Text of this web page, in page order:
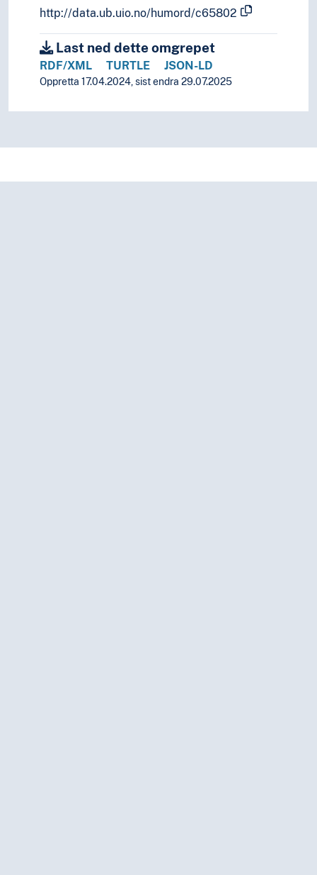
http://data.ub.uio.no/humord/c65802
Last ned dette omgrepet
RDF/XML TURTLE JSON-LD
Oppretta 17.04.2024, sist endra 29.07.2025